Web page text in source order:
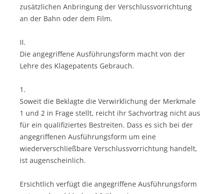
zusätzlichen Anbringung der Verschlussvorrichtung
an der Bahn oder dem Film.
II.
Die angegriffene Ausführungsform macht von der
Lehre des Klagepatents Gebrauch.
1.
Soweit die Beklagte die Verwirklichung der Merkmale
1 und 2 in Frage stellt, reicht ihr Sachvortrag nicht aus
für ein qualifiziertes Bestreiten. Dass es sich bei der
angegriffenen Ausführungsform um eine
wiederverschließbare Verschlussvorrichtung handelt,
ist augenscheinlich.
Ersichtlich verfügt die angegriffene Ausführungsform